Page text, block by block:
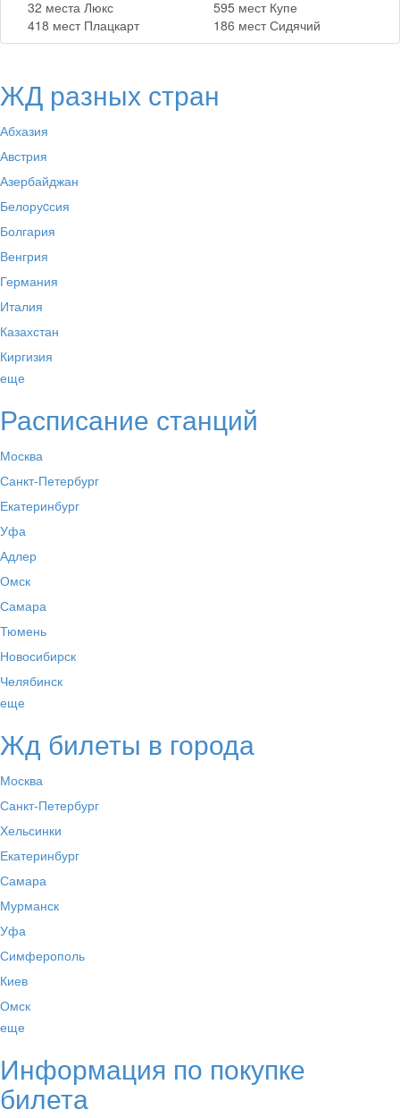
32 места Люкс
595 мест Купе
418 мест Плацкарт
186 мест Сидячий
ЖД разных стран
Абхазия
Австрия
Азербайджан
Белоруcсия
Болгария
Венгрия
Германия
Италия
Казахстан
Киргизия
еще
Расписание станций
Москва
Санкт-Петербург
Екатеринбург
Уфа
Адлер
Омск
Самара
Тюмень
Новосибирск
Челябинск
еще
Жд билеты в города
Москва
Санкт-Петербург
Хельсинки
Екатеринбург
Самара
Мурманск
Уфа
Симферополь
Киев
Омск
еще
Информация по покупке
билета